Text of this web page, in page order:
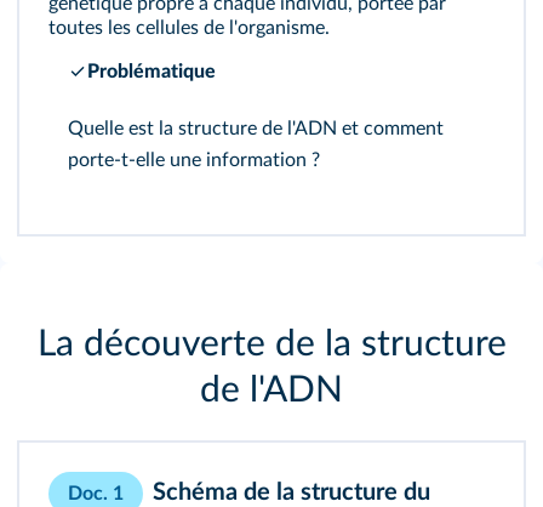
toutes les cellules de l'organisme.
Problématique
Quelle est la structure de l'ADN et comment
porte-t-elle une information ?
La découverte de la structure
de l'ADN
Doc. 1
Schéma de la structure du